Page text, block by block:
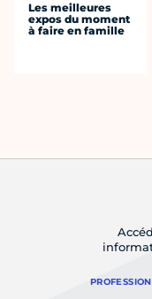
Les meilleures
expos du moment
à faire en famille